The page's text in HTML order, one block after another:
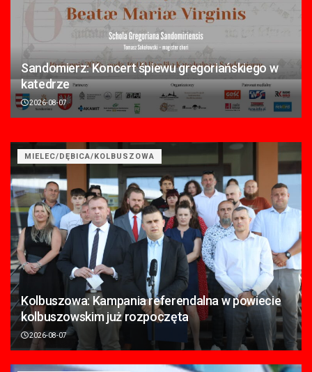
Sandomierz: Koncert śpiewu gregoriańskiego w
katedrze
2026-08-07
MIELEC/DĘBICA/KOLBUSZOWA
Kolbuszowa: Kampania referendalna w powiecie
kolbuszowskim już rozpoczęta
2026-08-07